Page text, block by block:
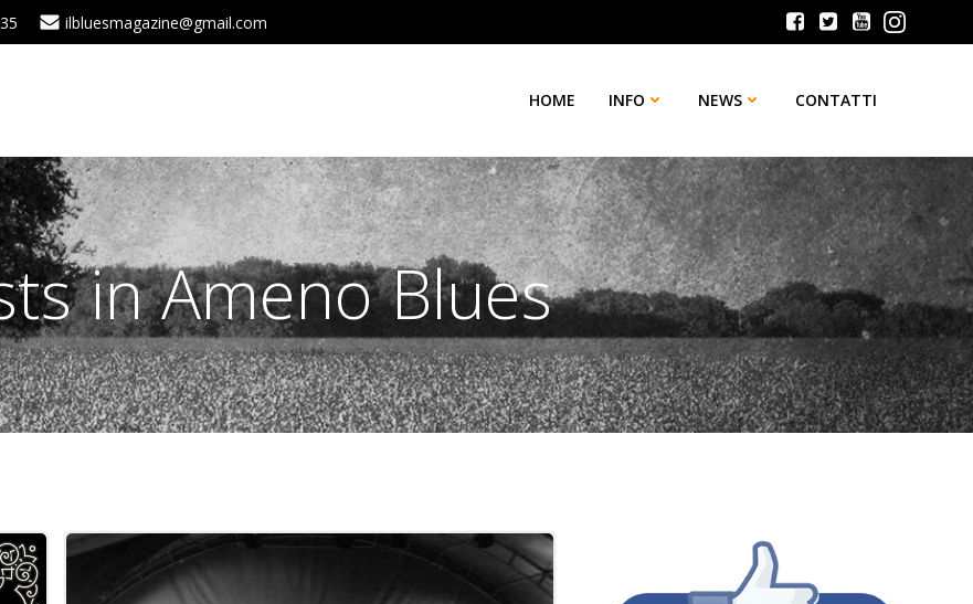
ilbluesmagazine@gmail.com
HOME INFO NEWS CONTATTI
in Ameno Blues